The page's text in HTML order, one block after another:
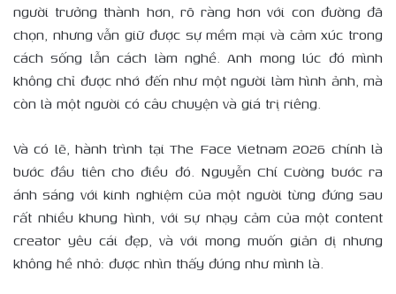
người trưởng thành hơn, rõ ràng hơn với con đường đã
chọn, nhưng vẫn giữ được sự mềm mại và cảm xúc trong
cách sống lẫn cách làm nghề. Anh mong lúc đó mình
không chỉ được nhớ đến như một người làm hình ảnh, mà
còn là một người có câu chuyện và giá trị riêng.
Và có lẽ, hành trình tại The Face Vietnam 2026 chính là
bước đầu tiên cho điều đó. Nguyễn Chí Cường bước ra
ánh sáng với kinh nghiệm của một người từng đứng sau
rất nhiều khung hình, với sự nhạy cảm của một content
creator yêu cái đẹp, và với mong muốn giản dị nhưng
không hề nhỏ: được nhìn thấy đúng như mình là.